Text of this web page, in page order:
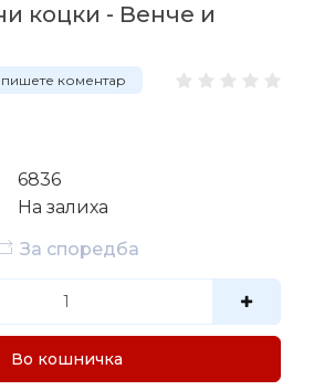
коцки - Венче и
коментар
6836
На залиха
За споредба
Во кошничка